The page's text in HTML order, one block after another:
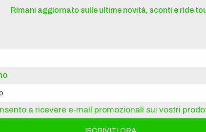
Rimani aggiornato sulle ultime novità, sconti e ride
a ricevere e-mail promozionali sui vostri